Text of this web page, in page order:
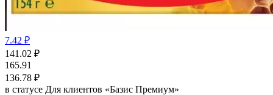
7.42 ₽
141.02 ₽
165.91
136.78 ₽
в статусе Для клиентов «Базис Премиум»